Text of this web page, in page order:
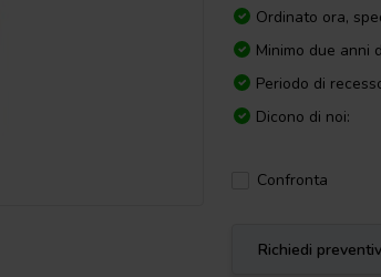
Ordinato ora,
Minimo due anni
Periodo di
Dicono di noi:
Confronta
Richiedi